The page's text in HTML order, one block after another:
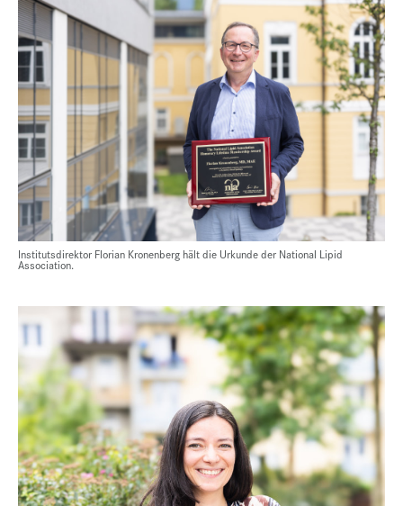
Institutsdirektor Florian Kronenberg hält die Urkunde der National Lipid
Association.